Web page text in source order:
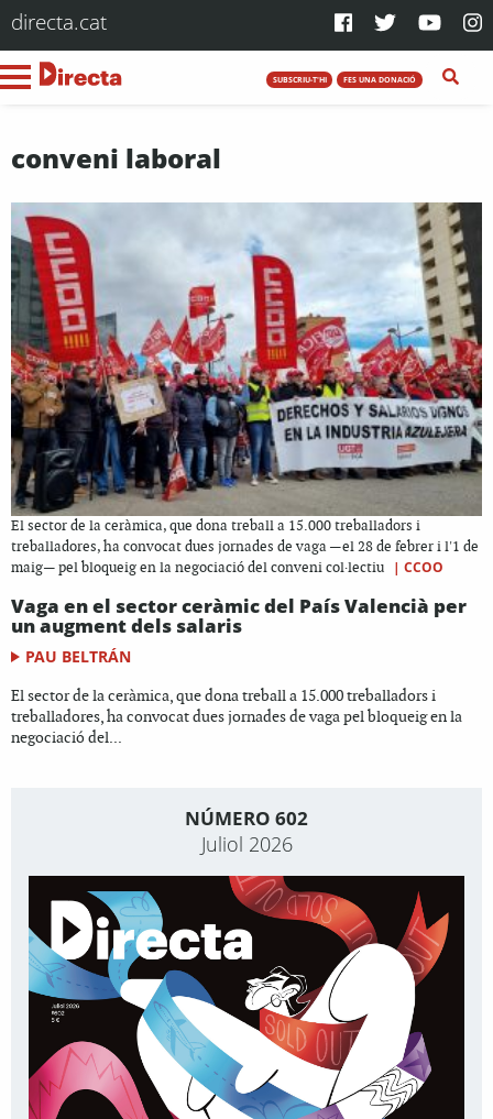
directa.cat
SUBSCRIU-T'HI FES UNA DONACIÓ
conveni laboral
El sector de la ceràmica, que dona treball a 15.000 treballadors i
treballadores, ha convocat dues jornades de vaga —el 28 de febrer i l'1 de
maig— pel bloqueig en la negociació del conveni col·lectiu
| CCOO
Vaga en el sector ceràmic del País Valencià per
un augment dels salaris
PAU BELTRÁN
El sector de la ceràmica, que dona treball a 15.000 treballadors i
treballadores, ha convocat dues jornades de vaga pel bloqueig en la
negociació del...
NÚMERO 602
Juliol 2026